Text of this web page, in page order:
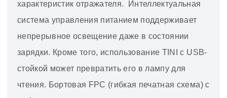
характеристик отражателя. Интеллектуальная
система управления питанием поддерживает
непрерывное освещение даже в состоянии
зарядки. Кроме того, использование TINI с USB-
стойкой может превратить его в лампу для
чтения. Бортовая FPC (гибкая печатная схема) с